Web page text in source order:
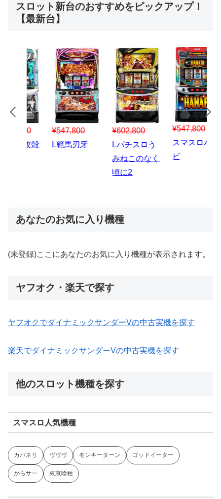
スロット新台のおすすめをピックアップ！
【最新台】
¥547,800
スマスロハナ
¥150,000
スマスロ秘宝
¥1,867,800
Lパチスロ 炎
炎ノ消防隊2
あなたのお気に入り機種
(未登録)ここにあなたのお気に入り機種が表示されます。
ヤフオク・楽天で探す
ヤフオクでダイナミックサンダーVの中古実機を探す
楽天でダイナミックサンダーVの中古実機を探す
他のスロット機種を探す
スマスロ人気機種
カバネリ ヴヴヴ モンキーターン ゴッドイーター
からサー 東京喰種